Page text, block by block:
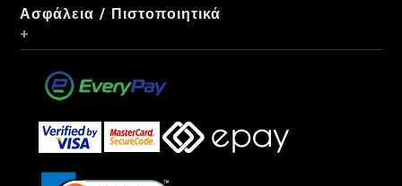
Ασφάλεια / Πιστοποιητικά
+